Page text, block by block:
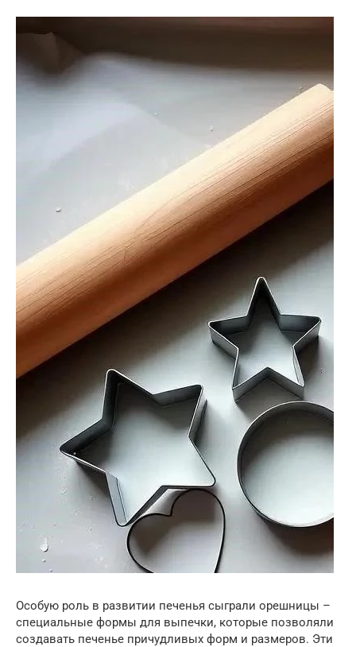
Особую роль в развитии печенья сыграли орешницы –
специальные формы для выпечки, которые позволяли
создавать печенье причудливых форм и размеров. Эти